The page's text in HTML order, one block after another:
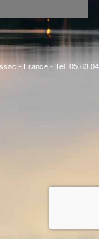
- France - Tél. 05 63 04